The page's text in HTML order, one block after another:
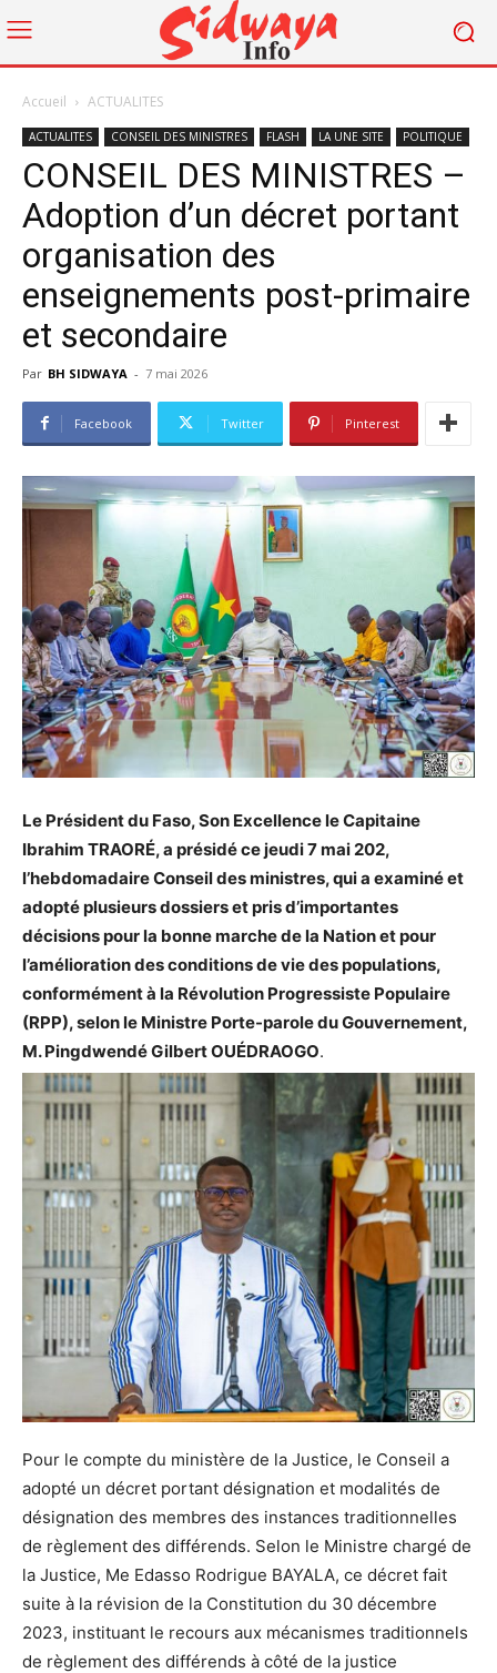
Accueil ACTUALITES
ACTUALITES CONSEIL DES MINISTRES FLASH LA UNE SITE POLITIQUE
CONSEIL DES MINISTRES –
Adoption d’un décret portant
organisation des
enseignements post-primaire
et secondaire
Par BH SIDWAYA - 7 mai 2026
Facebook Twitter Pinterest
Le Président du Faso, Son Excellence le Capitaine
Ibrahim TRAORÉ, a présidé ce jeudi 7 mai 202,
l’hebdomadaire Conseil des ministres, qui a examiné et
adopté plusieurs dossiers et pris d’importantes
décisions pour la bonne marche de la Nation et pour
l’amélioration des conditions de vie des populations,
conformément à la Révolution Progressiste Populaire
(RPP), selon le Ministre Porte-parole du Gouvernement,
M. Pingdwendé Gilbert OUÉDRAOGO.
Pour le compte du ministère de la Justice, le Conseil a
adopté un décret portant désignation et modalités de
désignation des membres des instances traditionnelles
de règlement des différends. Selon le Ministre chargé de
la Justice, Me Edasso Rodrigue BAYALA, ce décret fait
suite à la révision de la Constitution du 30 décembre
2023, instituant le recours aux mécanismes traditionnels
de règlement des différends à côté de la justice